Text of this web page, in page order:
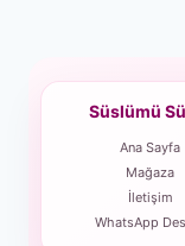
Süslümü
Ana Sayfa
Mağaza
İletişim
WhatsApp